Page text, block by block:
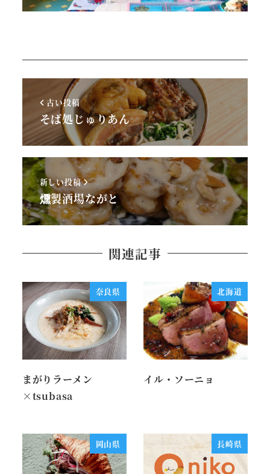
古い投稿
そば処じゅりあん
新しい投稿
燻製酒場ながと
関連記事
奈良県
まがりラーメン
×tsubasa
北海道
イル・ソーニョ
岡山県 長崎県